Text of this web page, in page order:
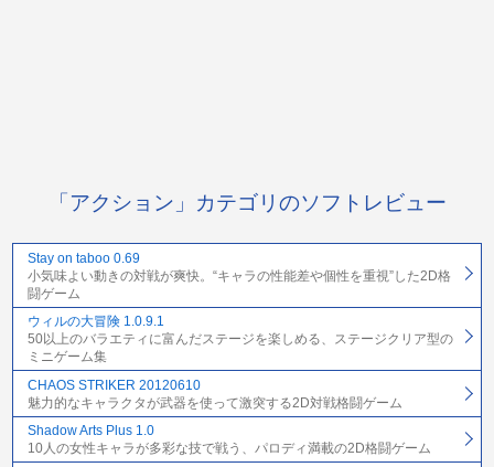
「アクション」カテゴリのソフトレビュー
Stay on taboo 0.69
小気味よい動きの対戦が爽快。“キャラの性能差や個性を重視”した2D格
闘ゲーム
ウィルの大冒険 1.0.9.1
50以上のバラエティに富んだステージを楽しめる、ステージクリア型の
ミニゲーム集
CHAOS STRIKER 20120610
魅力的なキャラクタが武器を使って激突する2D対戦格闘ゲーム
Shadow Arts Plus 1.0
10人の女性キャラが多彩な技で戦う、パロディ満載の2D格闘ゲーム